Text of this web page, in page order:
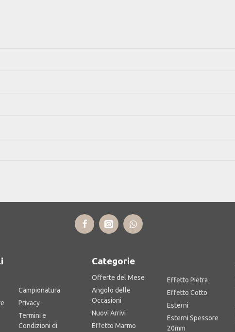
Campionatura
Privacy
Termini e
Condizioni di
Categorie
Offerte del Mese
Angolo delle
Occasioni
Nuovi Arrivi
Effetto Marmo
Effetto Pietra
Effetto Cotto
Esterni
Esterni Spessore
20mm